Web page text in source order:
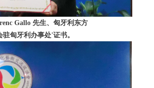
Gallo 先生、匈牙利东方
利办事处'证书。